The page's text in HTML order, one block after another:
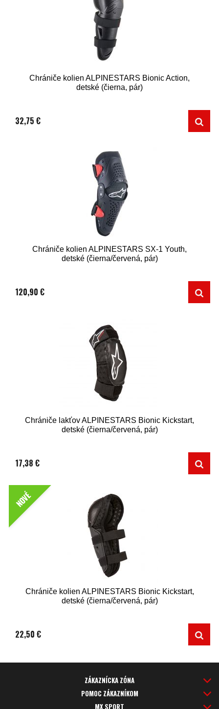
Chrániče kolien ALPINESTARS Bionic Action,
detské (čierna, pár)
32,75 €
Chrániče kolien ALPINESTARS SX-1 Youth,
detské (čierna/červená, pár)
120,90 €
Chrániče lakťov ALPINESTARS Bionic Kickstart,
detské (čierna/červená, pár)
17,38 €
NOVÉ
Chrániče kolien ALPINESTARS Bionic Kickstart,
detské (čierna/červená, pár)
22,50 €
ZÁKAZNÍCKA ZÓNA
POMOC ZÁKAZNÍKOM
MX SPORT